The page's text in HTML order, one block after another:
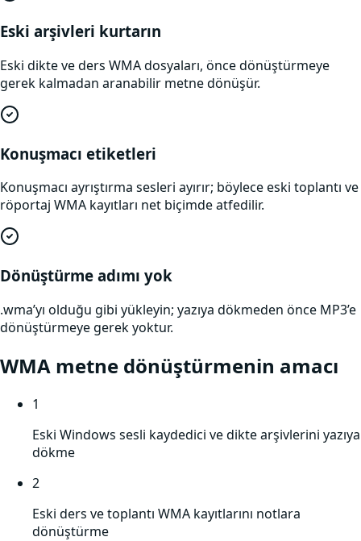
Eski arşivleri kurtarın
Eski dikte ve ders WMA dosyaları, önce dönüştürmeye
gerek kalmadan aranabilir metne dönüşür.
Konuşmacı etiketleri
Konuşmacı ayrıştırma sesleri ayırır; böylece eski toplantı ve
röportaj WMA kayıtları net biçimde atfedilir.
Dönüştürme adımı yok
.wma’yı olduğu gibi yükleyin; yazıya dökmeden önce MP3’e
dönüştürmeye gerek yoktur.
WMA metne dönüştürmenin amacı
1
Eski Windows sesli kaydedici ve dikte arşivlerini yazıya
dökme
2
Eski ders ve toplantı WMA kayıtlarını notlara
dönüştürme